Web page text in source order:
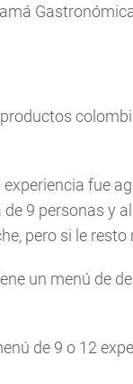
fue
9 personas y
pero si le
un menú de
de 9 o 12